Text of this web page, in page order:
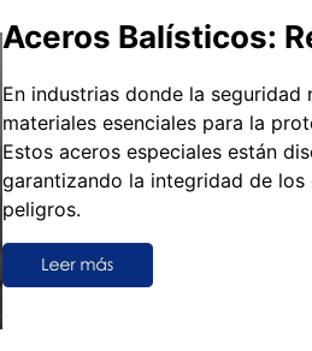
Aceros Balísticos:
En industrias donde la
materiales esenciales para la
Estos aceros especiales están
garantizando la integridad de
peligros.